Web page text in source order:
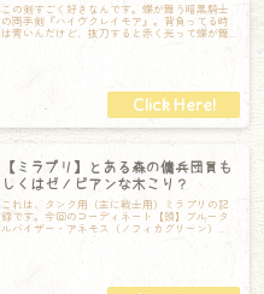
この剣すごく好きなんです。蝶が舞う暗黒騎士
の両手剣『ハイヴクレイモア』。背負ってる時
は青いんだけど、抜刀すると赤く光って蝶が舞
ってくれます。背中の時点で光ってるのもカッ
【ミラプリ】とある森の傭兵団員も
しくはゼノビアンな木こり？
これは、タンク用（主に戦士用）ミラプリの記
録です。今回のコーディネート【頭】ブルータ
ルバイザー・アネモス（ノフィカグリーン）
【胴】ゼノビアンパラディン・サーコート